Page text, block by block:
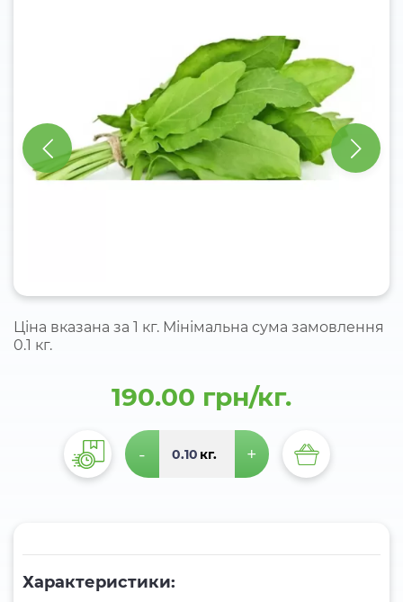
Ціна вказана за 1 кг. Мінімальна сума замовлення
0.1 кг.
190.00 грн/кг.
- кг. +
Характеристики: